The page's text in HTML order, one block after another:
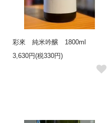
彩來 純米吟醸 1800ml
3,630円(税330円)